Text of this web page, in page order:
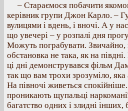
– Стараємося побачити
керівник групи Джон Карло. –
вулицями і вдень, і вночі. А у
що увечері – у розпалі дня
Можуть пограбувати. Звичайно,
обстановка не така, як на
ці дні демонструвався фільм
так що вам трохи зрозуміло, яка
На півночі живеться
проникають щупальці
багатство одних і злидні інших,